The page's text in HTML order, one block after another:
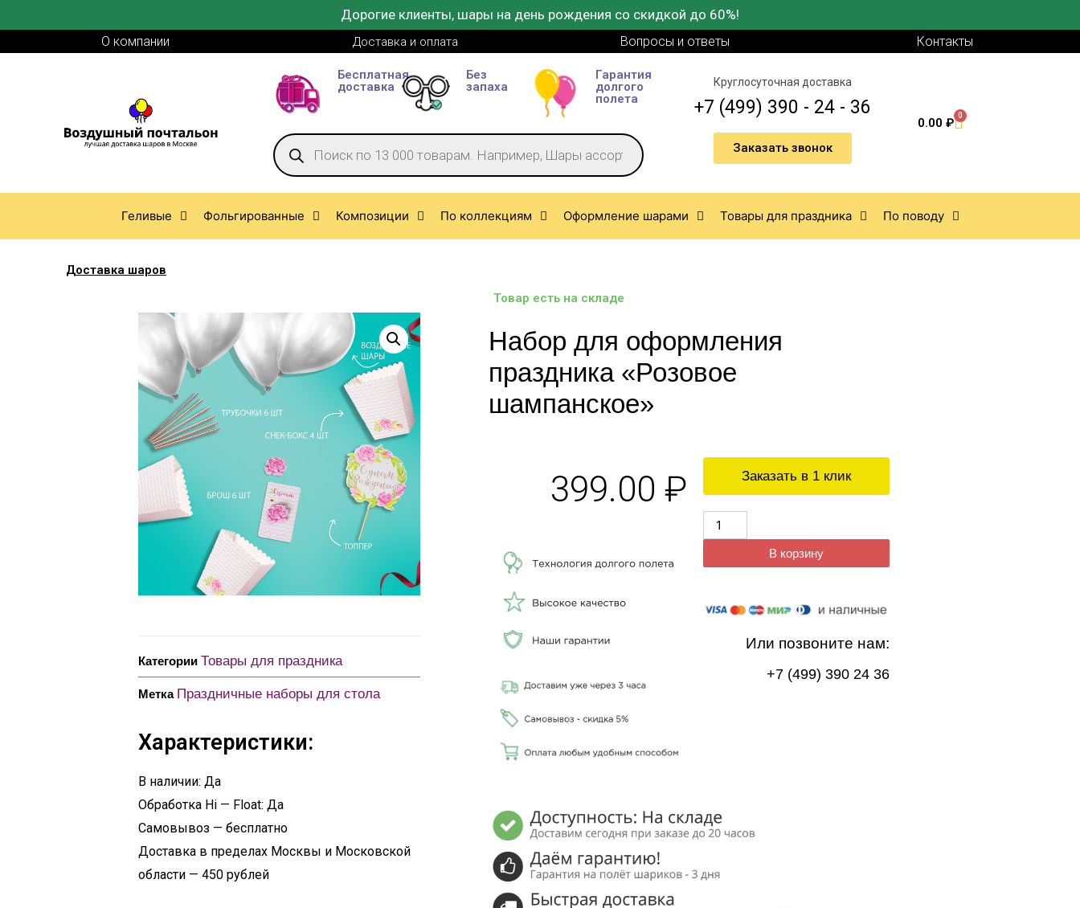
Дорогие клиенты, шары на день рождения со скидкой до 60%!
О компании Доставка и оплата Вопросы и ответы Контакты
Бесплатная
доставка
Без
запаха
Гарантия
долгого
полета
Круглосуточная доставка
+7 (499) 390 - 24 - 36
Заказать звонок
0.00₽ 0
Геливые Фольгированные Композиции По коллекциям Оформление шарами Товары для праздника По поводу
Доставка шаров
Категории Товары для праздника
Метка Праздничные наборы для стола
Характеристики:
В наличии: Да
Обработка Hi — Float: Да
Самовывоз — бесплатно
Доставка в пределах Москвы и Московской
области — 450 рублей
Товар есть на складе
Набор для оформления
праздника «Розовое
шампанское»
399.00₽ Заказать в 1 клик
В корзину
Или позвоните нам:
+7 (499) 390 24 36